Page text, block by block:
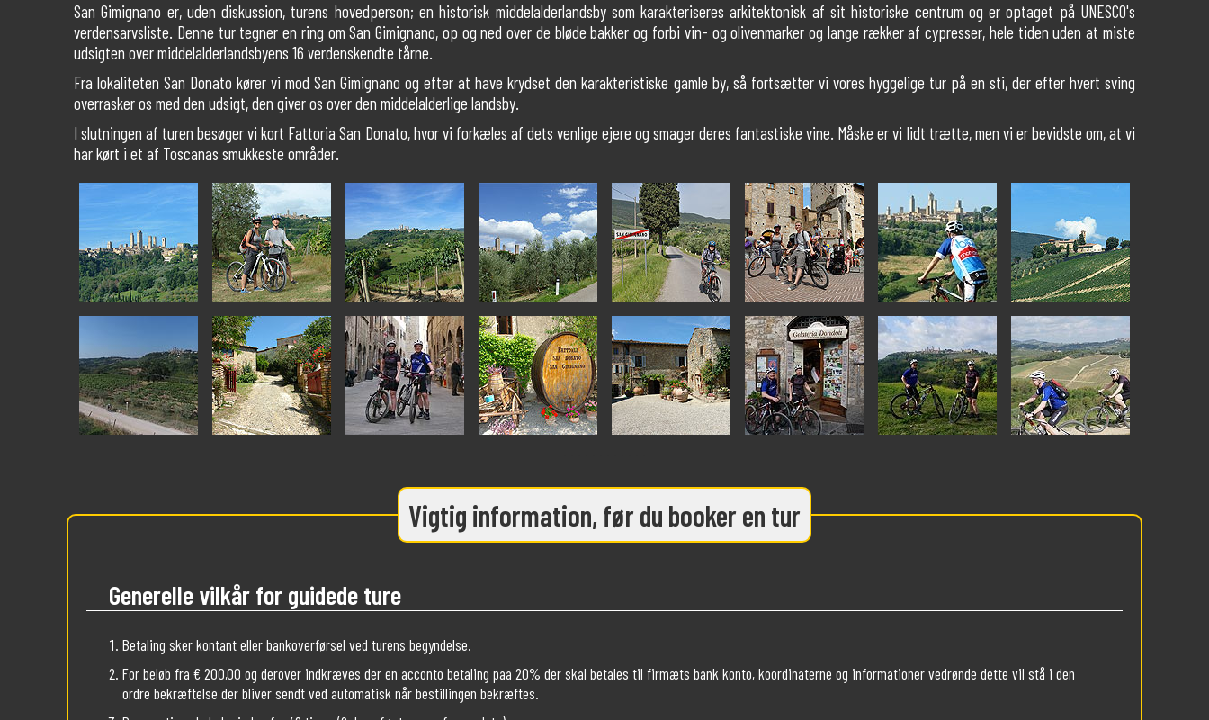
San Gimignano er, uden diskussion, turens hovedperson; en historisk middelalderlandsby som karakteriseres arkitektonisk af sit historiske centrum og er optaget på UNESCO's
verdensarvsliste. Denne tur tegner en ring om San Gimignano, op og ned over de bløde bakker og forbi vin- og olivenmarker og lange rækker af cypresser, hele tiden uden at miste
udsigten over middelalderlandsbyens 16 verdenskendte tårne.
Fra lokaliteten San Donato kører vi mod San Gimignano og efter at have krydset den karakteristiske gamle by, så fortsætter vi vores hyggelige tur på en sti, der efter hvert sving
overrasker os med den udsigt, den giver os over den middelalderlige landsby.
I slutningen af turen besøger vi kort Fattoria San Donato, hvor vi forkæles af dets venlige ejere og smager deres fantastiske vine. Måske er vi lidt trætte, men vi er bevidste om, at vi
har kørt i et af Toscanas smukkeste områder.
Vigtig information, før du booker en tur
Generelle vilkår for guidede ture
Betaling sker kontant eller bankoverførsel ved turens begyndelse.
For beløb fra € 200,00 og derover indkræves der en acconto betaling paa 20% der skal betales til firmæts bank konto, koordinaterne og informationer vedrønde dette vil stå i den
ordre bekræftelse der bliver sendt ved automatisk når bestillingen bekræftes.